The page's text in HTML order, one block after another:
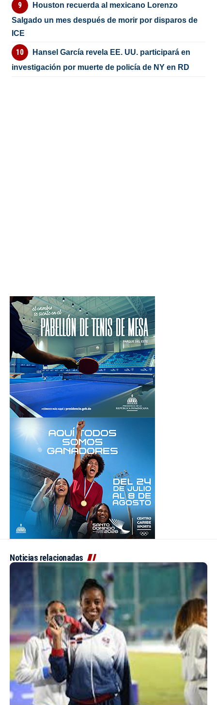
Houston recuerda al mexicano Lorenzo
Salgado un mes después de morir por disparos de
ICE
Hansel García revela EE. UU. participará en
investigación por muerte de policía de NY en RD
Noticias relacionadas